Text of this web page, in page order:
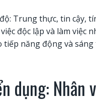
Trung thực, tin cậy,
độc lập và làm việc
tiếp năng động và sáng
dụng: Nhân